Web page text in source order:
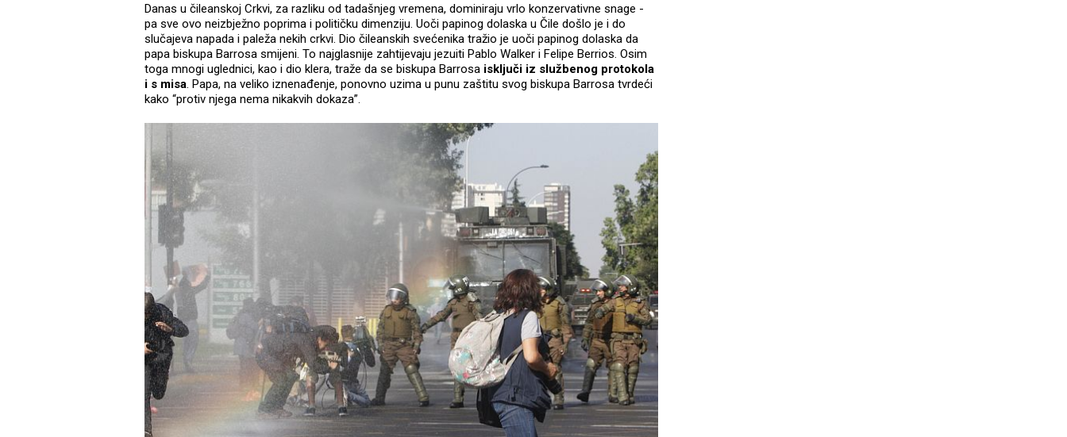
Danas u čileanskoj Crkvi, za razliku od tadašnjeg vremena, dominiraju vrlo konzervativne snage -
pa sve ovo neizbježno poprima i političku dimenziju. Uoči papinog dolaska u Čile došlo je i do
slučajeva napada i paleža nekih crkvi. Dio čileanskih svećenika tražio je uoči papinog dolaska da
papa biskupa Barrosa smijeni. To najglasnije zahtijevaju jezuiti Pablo Walker i Felipe Berrios. Osim
toga mnogi uglednici, kao i dio klera, traže da se biskupa Barrosa isključi iz službenog protokola
i s misa. Papa, na veliko iznenađenje, ponovno uzima u punu zaštitu svog biskupa Barrosa tvrdeći
kako “protiv njega nema nikakvih dokaza”.